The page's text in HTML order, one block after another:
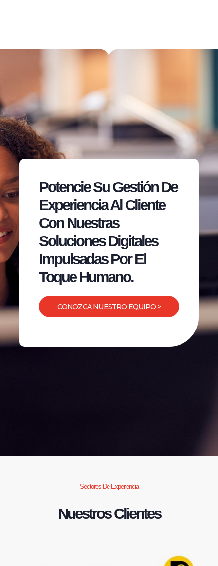
Potencie Su Gestión De
Experiencia Al Cliente
Con Nuestras
Soluciones Digitales
Impulsadas Por El
Toque Humano.
CONOZCA NUESTRO EQUIPO >
Sectores De Experiencia
Nuestros Clientes